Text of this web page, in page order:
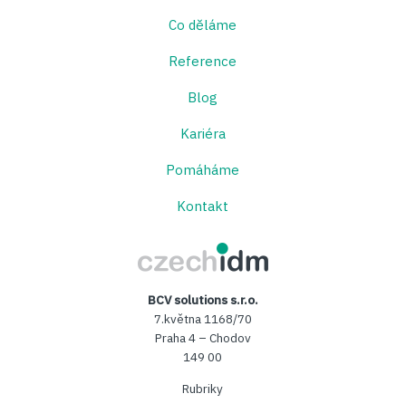
Co děláme
Reference
Blog
Kariéra
Pomáháme
Kontakt
BCV solutions s.r.o.
7.května 1168/70
Praha 4 – Chodov
149 00
Rubriky